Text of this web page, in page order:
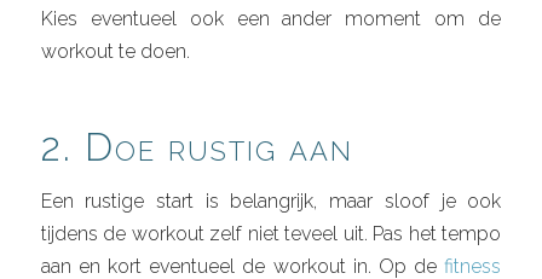
Kies eventueel ook een ander moment om de
workout te doen.
2. Doe rustig aan
Een rustige start is belangrijk, maar sloof je ook
tijdens de workout zelf niet teveel uit. Pas het tempo
aan en kort eventueel de workout in. Op defitness